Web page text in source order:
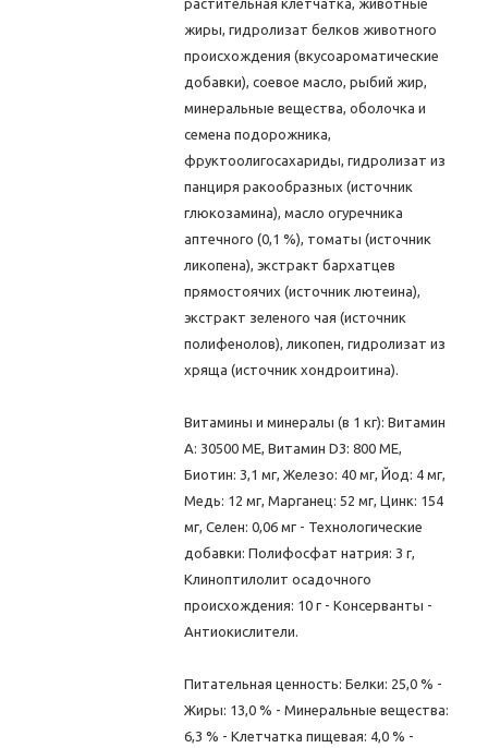
растительная клетчатка, животные
жиры, гидролизат белков животного
происхождения (вкусоароматические
добавки), соевое масло, рыбий жир,
минеральные вещества, оболочка и
семена подорожника,
фруктоолигосахариды, гидролизат из
панциря ракообразных (источник
глюкозамина), масло огуречника
аптечного (0,1 %), томаты (источник
ликопена), экстракт бархатцев
прямостоячих (источник лютеина),
экстракт зеленого чая (источник
полифенолов), ликопен, гидролизат из
хряща (источник хондроитина).
Витамины и минералы (в 1 кг): Витамин
A: 30500 ME, Витамин D3: 800 ME,
Биотин: 3,1 мг, Железо: 40 мг, Йод: 4 мг,
Медь: 12 мг, Марганец: 52 мг, Цинк: 154
мг, Ceлeн: 0,06 мг - Технологические
добавки: Полифосфат натрия: 3 г,
Клиноптилолит осадочного
происхождения: 10 г - Консерванты -
Антиокислители.
Питательная ценность: Белки: 25,0 % -
Жиры: 13,0 % - Минеральные вещества:
6,3 % - Клетчатка пищевая: 4,0 % -